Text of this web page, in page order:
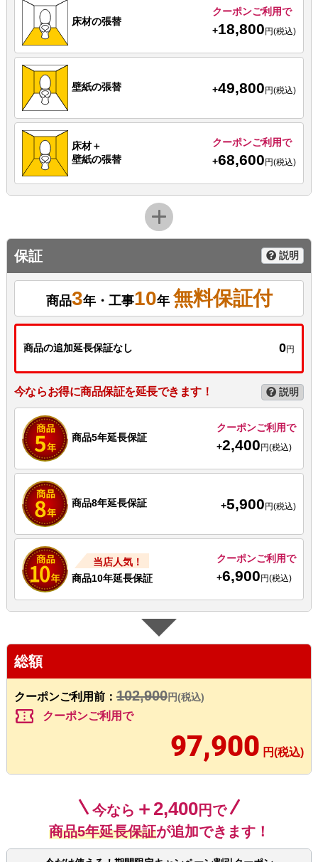
床材の張替
クーポンご利用で
+18,800 円(税込)
壁紙の張替 +49,800円(税込)
床材＋
壁紙の張替
クーポンご利用で
+68,600 円(税込)
保証 説明
商品3年・工事10年 無料保証付
商品の追加延長保証なし 0円
今ならお得に商品保証を延長できます！ 説明
商品5年延長保証
クーポンご利用で
+2,400 円(税込)
商品8年延長保証 +5,900円(税込)
当店人気！
商品10年延長保証
クーポンご利用で
+6,900 円(税込)
総額
クーポンご利用前： 102,900円(税込)
confirmation_number クーポンご利用で
97,900 円(税込)
今なら ＋2,400円で
商品5年延長保証が追加できます！